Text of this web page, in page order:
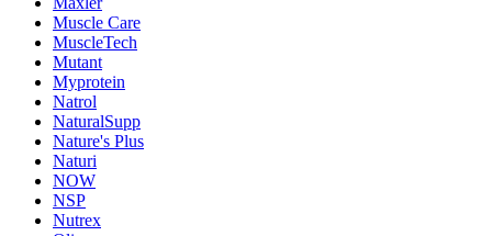
Muscle Care
MuscleTech
Mutant
Myprotein
Natrol
NaturalSupp
Nature's Plus
Naturi
NOW
NSP
Nutrex